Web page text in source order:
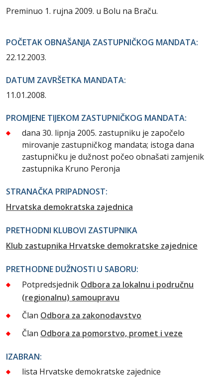
Preminuo 1. rujna 2009. u Bolu na Braču.
POČETAK OBNAŠANJA ZASTUPNIČKOG MANDATA:
22.12.2003.
DATUM ZAVRŠETKA MANDATA:
11.01.2008.
PROMJENE TIJEKOM ZASTUPNIČKOG MANDATA:
dana 30. lipnja 2005. zastupniku je započelo
mirovanje zastupničkog mandata; istoga dana
zastupničku je dužnost počeo obnašati zamjenik
zastupnika Kruno Peronja
STRANAČKA PRIPADNOST:
Hrvatska demokratska zajednica
PRETHODNI KLUBOVI ZASTUPNIKA
Klub zastupnika Hrvatske demokratske zajednice
PRETHODNE DUŽNOSTI U SABORU:
Potpredsjednik Odbora za lokalnu i područnu
(regionalnu) samoupravu
Član Odbora za zakonodavstvo
Član Odbora za pomorstvo, promet i veze
IZABRAN:
lista Hrvatske demokratske zajednice